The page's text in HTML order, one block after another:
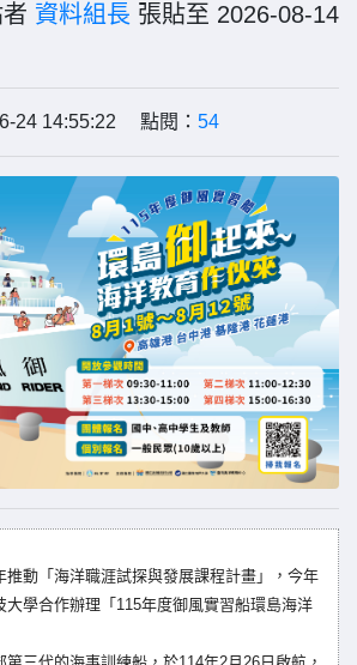
資料組長 張貼至 2026-08-14
24 14:55:22 點閱： 54
動「海洋職涯試探與發展課程計畫」， 今年
大學合作辦理「 115年度御風實習船環島海洋